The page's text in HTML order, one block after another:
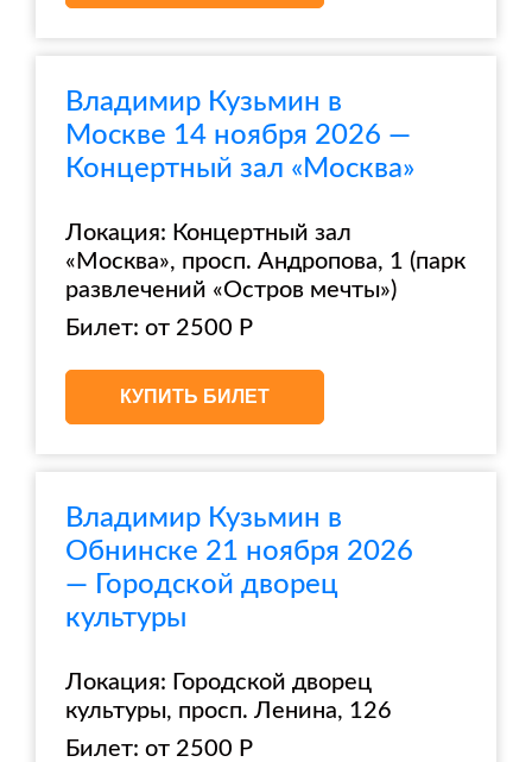
Владимир Кузьмин в
Москве 14 ноября 2026 —
Концертный зал «Москва»
Локация: Концертный зал
«Москва», просп. Андропова, 1 (парк
развлечений «Остров мечты»)
Билет: от 2500 Р
КУПИТЬ БИЛЕТ
Владимир Кузьмин в
Обнинске 21 ноября 2026
— Городской дворец
культуры
Локация: Городской дворец
культуры, просп. Ленина, 126
Билет: от 2500 Р